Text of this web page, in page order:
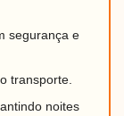
segurança e
transporte.
noites